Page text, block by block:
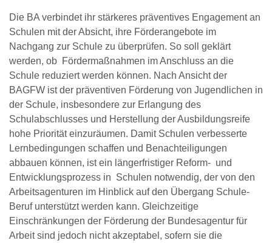
Die BA verbindet ihr stärkeres präventives Engagement an
Schulen mit der Absicht, ihre Förderangebote im
Nachgang zur Schule zu überprüfen. So soll geklärt
werden, ob Fördermaßnahmen im Anschluss an die
Schule reduziert werden können. Nach Ansicht der
BAGFW ist der präventiven Förderung von Jugendlichen in
der Schule, insbesondere zur Erlangung des
Schulabschlusses und Herstellung der Ausbildungsreife
hohe Priorität einzuräumen. Damit Schulen verbesserte
Lernbedingungen schaffen und Benachteiligungen
abbauen können, ist ein längerfristiger Reform- und
Entwicklungsprozess in Schulen notwendig, der von den
Arbeitsagenturen im Hinblick auf den Übergang Schule-
Beruf unterstützt werden kann. Gleichzeitige
Einschränkungen der Förderung der Bundesagentur für
Arbeit sind jedoch nicht akzeptabel, sofern sie die